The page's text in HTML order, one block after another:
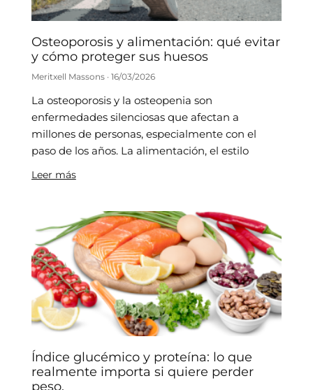
Osteoporosis y alimentación: qué evitar
y cómo proteger sus huesos
Meritxell Massons 16/03/2026
La osteoporosis y la osteopenia son
enfermedades silenciosas que afectan a
millones de personas, especialmente con el
paso de los años. La alimentación, el estilo
Leer más
Índice glucémico y proteína: lo que
realmente importa si quiere perder
peso.